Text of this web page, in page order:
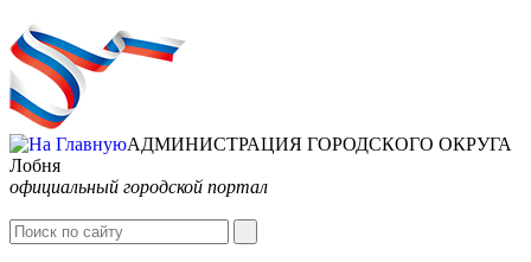
АДМИНИСТРАЦИЯ ГОРОДСКОГО ОКРУГА
Лобня
официальный городской портал